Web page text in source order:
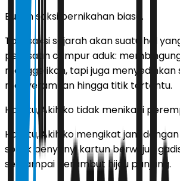
Bukan saksi pernikahan biasa.
Tapi saksi sejarah akan suatu hal
perasaan campur aduk:
menggelikan, tapi juga menyedihkan
menyeramkan hingga titik tertentu.
Hari itu, Akihiko tidak menikahi
Hari itu, Akihiko mengikat janji
sosok penyanyi kartun berwujud
semampai berambut hijau panjang.